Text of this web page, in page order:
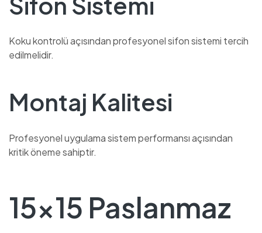
Koku kontrolü açısından profesyonel sifon sistemi tercih
edilmelidir.
Montaj Kalitesi
Profesyonel uygulama sistem performansı açısından
kritik öneme sahiptir.
15×15 Paslanmaz